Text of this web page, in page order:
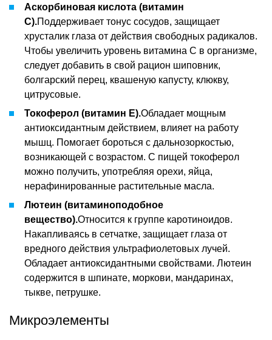
Аскорбиновая кислота (витамин
С).Поддерживает тонус сосудов, защищает
хрусталик глаза от действия свободных радикалов.
Чтобы увеличить уровень витамина С в организме,
следует добавить в свой рацион шиповник,
болгарский перец, квашеную капусту, клюкву,
цитрусовые.
Токоферол (витамин Е).Обладает мощным
антиоксидантным действием, влияет на работу
мышц. Помогает бороться с дальнозоркостью,
возникающей с возрастом. С пищей токоферол
можно получить, употребляя орехи, яйца,
нерафинированные растительные масла.
Лютеин (витаминоподобное
вещество).Относится к группе каротиноидов.
Накапливаясь в сетчатке, защищает глаза от
вредного действия ультрафиолетовых лучей.
Обладает антиоксидантными свойствами. Лютеин
содержится в шпинате, моркови, мандаринах,
тыкве, петрушке.
Микроэлементы